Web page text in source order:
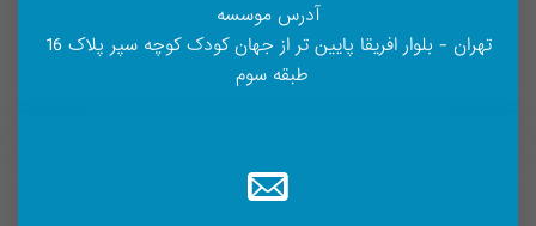
آدرس موسسه
تهران - بلوار افریقا پایین تر از جهان کودک کوچه سپر پلاک 16
طبقه سوم